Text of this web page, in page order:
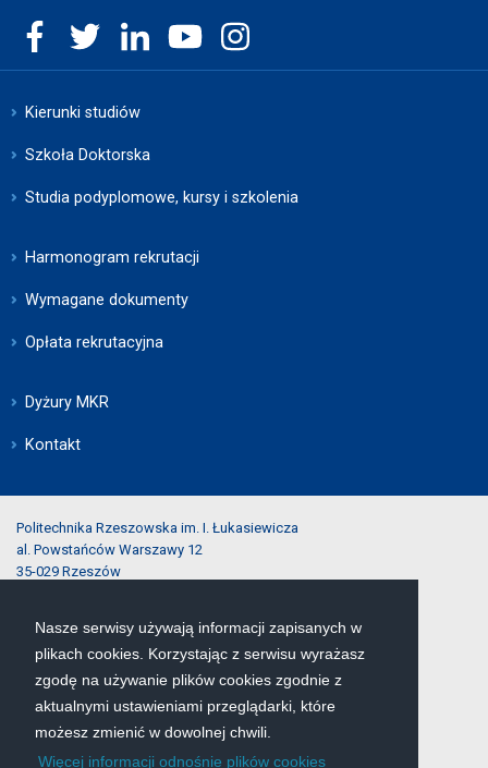
Nasze serwisy używają informacji zapisanych w
plikach cookies. Korzystając z serwisu wyrażasz
zgodę na używanie plików cookies zgodnie z
aktualnymi ustawieniami przeglądarki, które
możesz zmienić w dowolnej chwili.
Więcej informacji odnośnie plików cookies
Kierunki studiów
Szkoła Doktorska
Studia podyplomowe, kursy i szkolenia
Harmonogram rekrutacji
Wymagane dokumenty
Opłata rekrutacyjna
Dyżury MKR
Kontakt
Politechnika Rzeszowska im. I. Łukasiewicza
al. Powstańców Warszawy 12
35-029 Rzeszów
tel.:(17) 743-25-40
e-mail: rekrutacja@prz.edu.pl
Mapa serwisu
Deklaracja dostępności